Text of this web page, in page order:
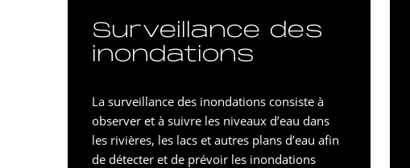
Surveillance des
inondations
La surveillance des inondations consiste à
observer et à suivre les niveaux d’eau dans
les rivières, les lacs et autres plans d’eau afin
de détecter et de prévoir les inondations